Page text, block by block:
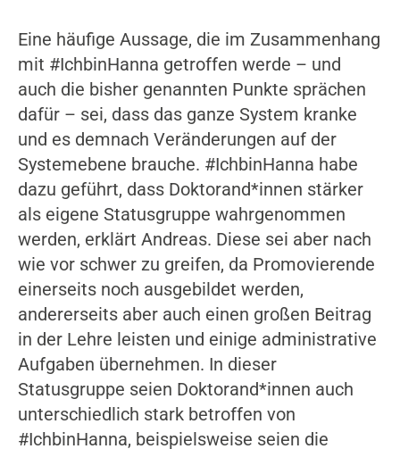
Eine häufige Aussage, die im Zusammenhang
mit #IchbinHanna getroffen werde – und
auch die bisher genannten Punkte sprächen
dafür – sei, dass das ganze System kranke
und es demnach Veränderungen auf der
Systemebene brauche. #IchbinHanna habe
dazu geführt, dass Doktorand*innen stärker
als eigene Statusgruppe wahrgenommen
werden, erklärt Andreas. Diese sei aber nach
wie vor schwer zu greifen, da Promovierende
einerseits noch ausgebildet werden,
andererseits aber auch einen großen Beitrag
in der Lehre leisten und einige administrative
Aufgaben übernehmen. In dieser
Statusgruppe seien Doktorand*innen auch
unterschiedlich stark betroffen von
#IchbinHanna, beispielsweise seien die